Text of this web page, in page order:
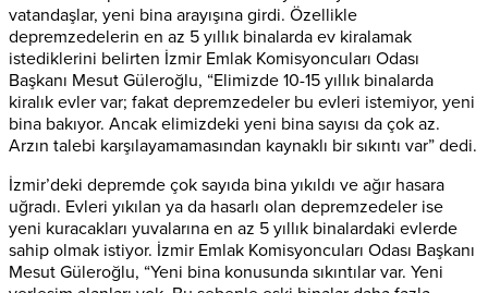
vatandaşlar, yeni bina arayışına girdi. Özellikle
depremzedelerin en az 5 yıllık binalarda ev kiralamak
istediklerini belirten İzmir Emlak Komisyoncuları Odası
Başkanı Mesut Güleroğlu, “Elimizde 10-15 yıllık binalarda
kiralık evler var; fakat depremzedeler bu evleri istemiyor, yeni
bina bakıyor. Ancak elimizdeki yeni bina sayısı da çok az.
Arzın talebi karşılayamamasından kaynaklı bir sıkıntı var” dedi.
İzmir’deki depremde çok sayıda bina yıkıldı ve ağır hasara
uğradı. Evleri yıkılan ya da hasarlı olan depremzedeler ise
yeni kuracakları yuvalarına en az 5 yıllık binalardaki evlerde
sahip olmak istiyor. İzmir Emlak Komisyoncuları Odası Başkanı
Mesut Güleroğlu, “Yeni bina konusunda sıkıntılar var. Yeni